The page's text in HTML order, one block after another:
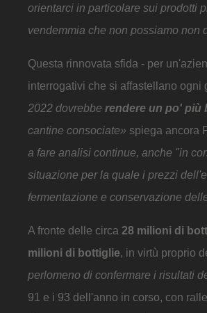
orientarci in particolare sui prodotti
vendemmia che non possiamo non
Questa rinnovata sfida - per
interrogativi che si affastellano
2022 dovrebbe rendere un po' più
cantine consociate» spiega ancora
a fare analisi continue, anche "in
situazione per la quale i prezzi
fermentazione e conservazione
A fronte delle circa 28 milioni di
milioni di bottiglie, in virtù proprio
perlomeno di confermare i risultati
91 e i 93 dell'anno in corso, con